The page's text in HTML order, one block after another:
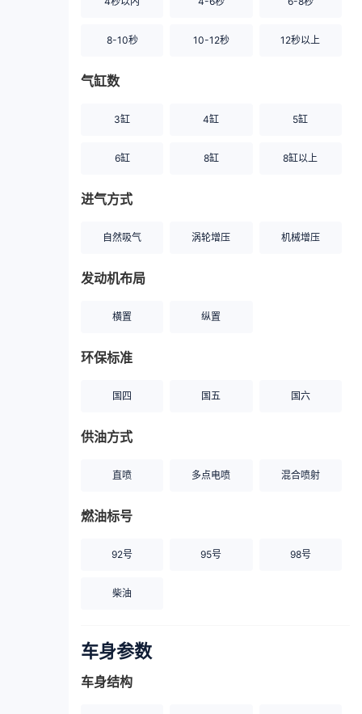
8-10秒 10-12秒 12秒以上
气缸数
3缸 4缸 5缸
6缸 8缸 8缸以上
进气方式
自然吸气 涡轮增压 机械增压
发动机布局
横置 纵置
环保标准
国四 国五 国六
供油方式
直喷 多点电喷 混合喷射
燃油标号
92号 95号 98号
柴油
车身参数
车身结构